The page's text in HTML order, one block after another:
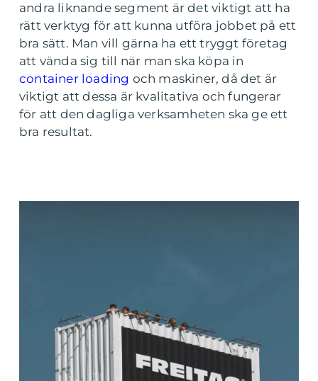
andra liknande segment är det viktigt att ha
rätt verktyg för att kunna utföra jobbet på ett
bra sätt. Man vill gärna ha ett tryggt företag
att vända sig till när man ska köpa in
container loading och maskiner, då det är
viktigt att dessa är kvalitativa och fungerar
för att den dagliga verksamheten ska ge ett
bra resultat.